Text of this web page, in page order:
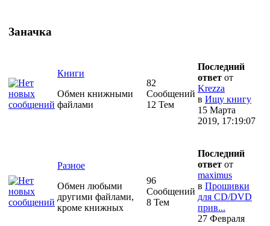
Заначка
Книги
Обмен книжными
файлами
82
Сообщений
12 Тем
Последний
ответ от
Krezza
в Ищу книгу
15 Марта
2019, 17:19:07
Разное
Обмен любыми
другими файлами,
кроме книжных
96
Сообщений
8 Тем
Последний
ответ от
maximus
в Прошивки
для CD/DVD
прив...
27 Февраля